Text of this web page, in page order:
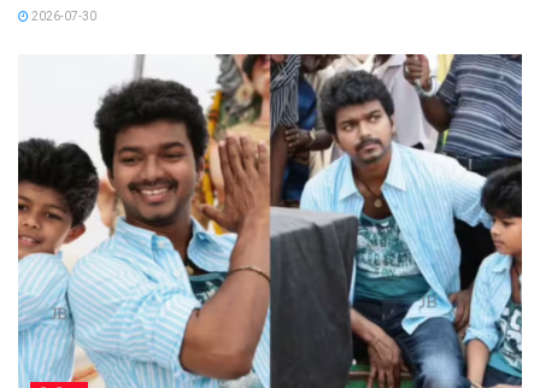
2026-07-30